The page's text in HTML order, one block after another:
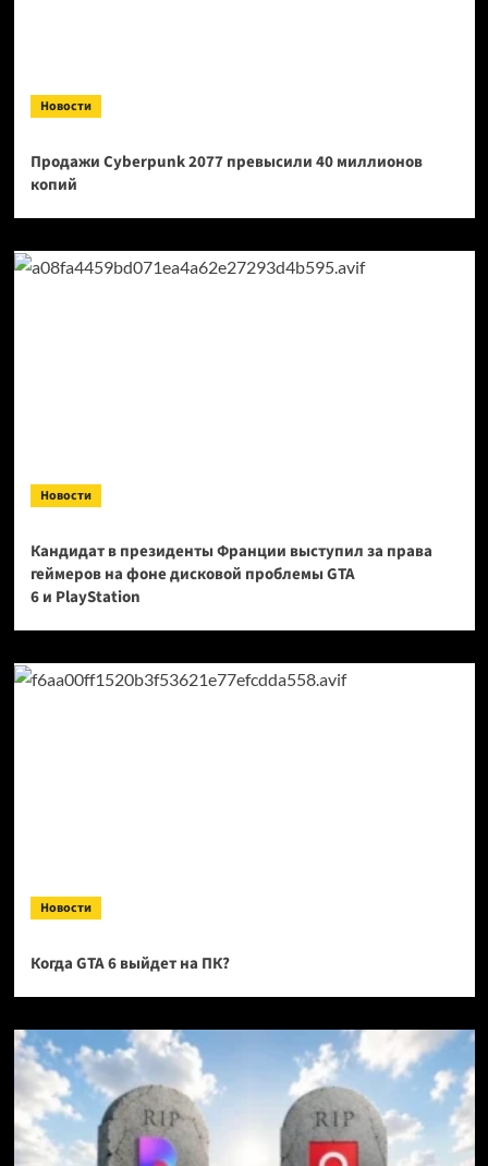
Новости
Продажи Cyberpunk 2077 превысили 40 миллионов
копий
Новости
Кандидат в президенты Франции выступил за права
геймеров на фоне дисковой проблемы GTA
6 и PlayStation
Новости
Когда GTA 6 выйдет на ПК?